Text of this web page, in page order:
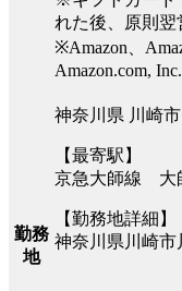
れた後、原則翌
※Amazon、
Amazon.com,
勤務
地
神奈川県 川崎市
【最寄駅】
京急大師線 大
【勤務地詳細】
神奈川県川崎市